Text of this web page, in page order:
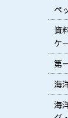
ペ
資
ケ
第
海
海